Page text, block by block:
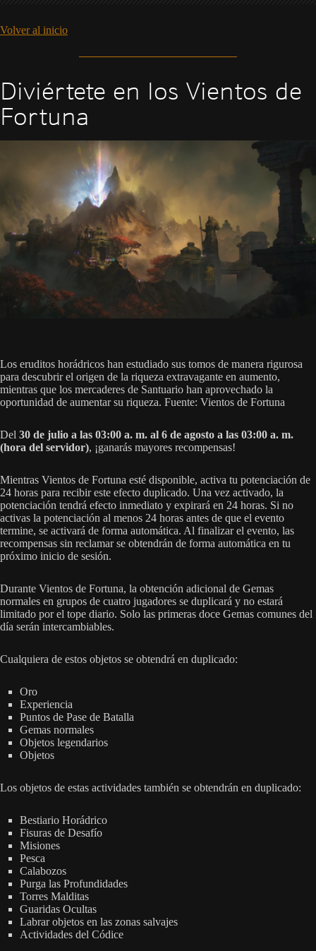
Volver al inicio
Diviértete en los Vientos de
Fortuna
Los eruditos horádricos han estudiado sus tomos de manera rigurosa
para descubrir el origen de la riqueza extravagante en aumento,
mientras que los mercaderes de Santuario han aprovechado la
oportunidad de aumentar su riqueza. Fuente: Vientos de Fortuna
Del 30 de julio a las 03:00 a. m. al 6 de agosto a las 03:00 a. m.
(hora del servidor), ¡ganarás mayores recompensas!
Mientras Vientos de Fortuna esté disponible, activa tu potenciación de
24 horas para recibir este efecto duplicado. Una vez activado, la
potenciación tendrá efecto inmediato y expirará en 24 horas. Si no
activas la potenciación al menos 24 horas antes de que el evento
termine, se activará de forma automática. Al finalizar el evento, las
recompensas sin reclamar se obtendrán de forma automática en tu
próximo inicio de sesión.
Durante Vientos de Fortuna, la obtención adicional de Gemas
normales en grupos de cuatro jugadores se duplicará y no estará
limitado por el tope diario. Solo las primeras doce Gemas comunes del
día serán intercambiables.
Cualquiera de estos objetos se obtendrá en duplicado:
Oro
Experiencia
Puntos de Pase de Batalla
Gemas normales
Objetos legendarios
Objetos
Los objetos de estas actividades también se obtendrán en duplicado:
Bestiario Horádrico
Fisuras de Desafío
Misiones
Pesca
Calabozos
Purga las Profundidades
Torres Malditas
Guaridas Ocultas
Labrar objetos en las zonas salvajes
Actividades del Códice